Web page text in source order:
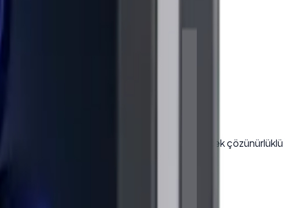
sayesinde geniş uyumluluk sunar. Yüksek çözünürlüklü